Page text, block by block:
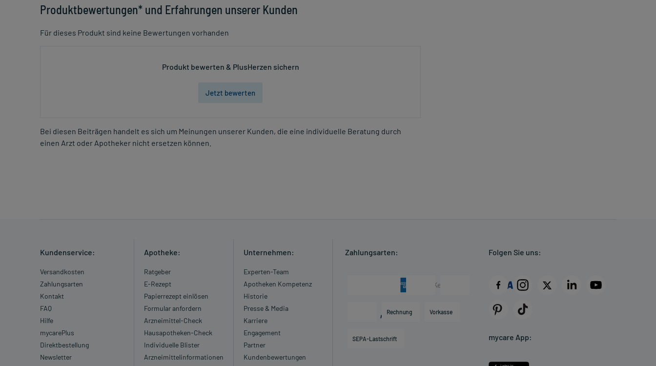
Produktbewertungen* und Erfahrungen unserer Kunden
Für dieses Produkt sind keine Bewertungen vorhanden
Produkt bewerten & PlusHerzen sichern
Jetzt bewerten
Bei diesen Beiträgen handelt es sich um Meinungen unserer Kunden, die eine individuelle Beratung durch
einen Arzt oder Apotheker nicht ersetzen können.
Kundenservice:
Versandkosten
Zahlungsarten
Kontakt
FAQ
Hilfe
mycarePlus
Direktbestellung
Newsletter
Apotheke:
Ratgeber
E-Rezept
Papierrezept einlösen
Formular anfordern
Arzneimittel-Check
Hausapotheken-Check
Individuelle Blister
Arzneimittelinformationen
Unternehmen:
Experten-Team
Apotheken Kompetenz
Historie
Presse & Media
Karriere
Engagement
Partner
Kundenbewertungen
Zahlungsarten:
Rechnung Vorkasse
SEPA-Lastschrift
Folgen Sie uns:
mycare App: